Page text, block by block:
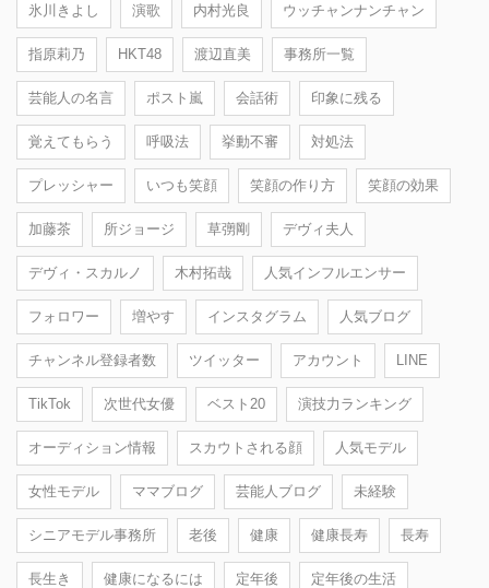
氷川きよし 演歌 内村光良 ウッチャンナンチャン
指原莉乃 HKT48 渡辺直美 事務所一覧
芸能人の名言 ポスト嵐 会話術 印象に残る
覚えてもらう 呼吸法 挙動不審 対処法
プレッシャー いつも笑顔 笑顔の作り方 笑顔の効果
加藤茶 所ジョージ 草彅剛 デヴィ夫人
デヴィ・スカルノ 木村拓哉 人気インフルエンサー
フォロワー 増やす インスタグラム 人気ブログ
チャンネル登録者数 ツイッター アカウント LINE
TikTok 次世代女優 ベスト20 演技力ランキング
オーディション情報 スカウトされる顔 人気モデル
女性モデル ママブログ 芸能人ブログ 未経験
シニアモデル事務所 老後 健康 健康長寿 長寿
長生き 健康になるには 定年後 定年後の生活